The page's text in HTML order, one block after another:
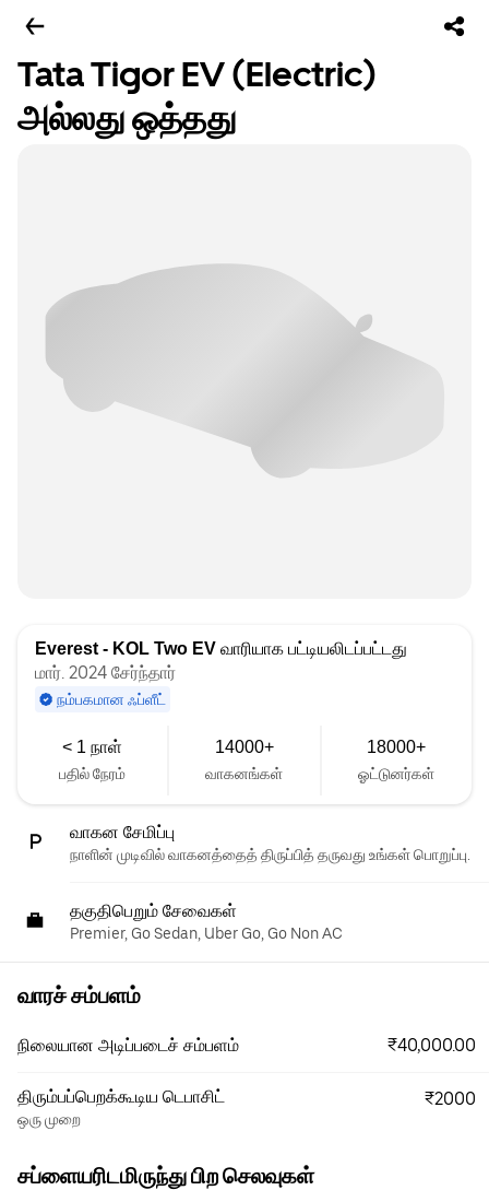
Tata Tigor EV (Electric)
அல்லது ஒத்தது
Everest - KOL Two EV வாரியாக பட்டியலிடப்பட்டது
மார். 2024 சேர்ந்தார்
நம்பகமான ஃப்ளீட்
< 1 நாள்
பதில் நேரம்
14000+
வாகனங்கள்
18000+
ஓட்டுனர்கள்
வாகன சேமிப்பு
நாளின் முடிவில் வாகனத்தைத் திருப்பித் தருவது உங்கள் பொறுப்பு.
தகுதிபெறும் சேவைகள்
Premier, Go Sedan, Uber Go, Go Non AC
வாரச் சம்பளம்
நிலையான அடிப்படைச் சம்பளம் ₹40,000.00
திரும்பப்பெறக்கூடிய டெபாசிட்
ஒரு முறை
₹2000
சப்ளையரிடமிருந்து பிற செலவுகள்